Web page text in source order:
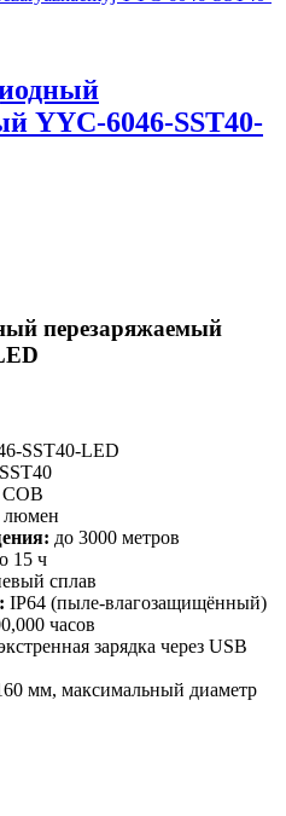
YYC-6046-SST40-
перезаряжаемый
SST40-LED
SST40
COB
люмен
до 3000 метров
15 ч
сплав
IP64 (пыле-влагозащищённый)
часов
зарядка через USB
мм, максимальный диаметр